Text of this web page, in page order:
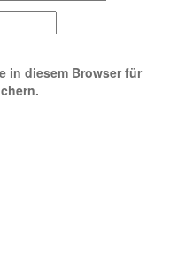
in diesem Browser für